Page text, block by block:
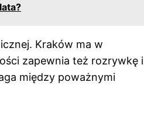
Kraków ma w
zapewnia też rozrywkę i
między poważnymi